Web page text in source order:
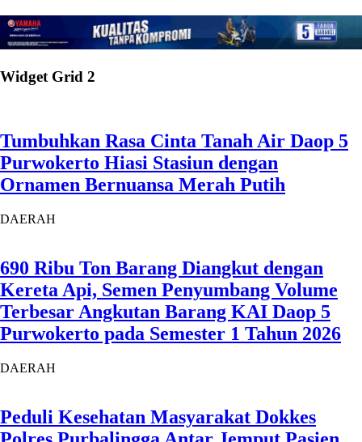
Widget Grid 2
Tumbuhkan Rasa Cinta Tanah Air Daop 5
Purwokerto Hiasi Stasiun dengan
Ornamen Bernuansa Merah Putih
DAERAH
690 Ribu Ton Barang Diangkut dengan
Kereta Api, Semen Penyumbang Volume
Terbesar Angkutan Barang KAI Daop 5
Purwokerto pada Semester 1 Tahun 2026
DAERAH
Peduli Kesehatan Masyarakat Dokkes